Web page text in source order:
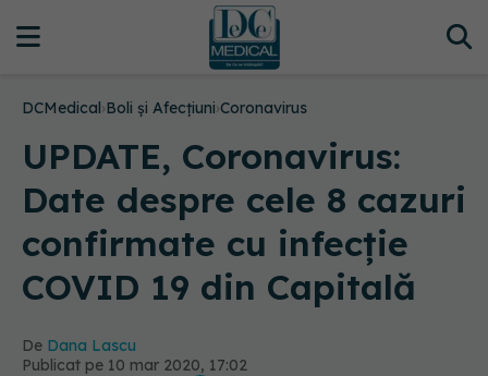
DCMedical›Boli și Afecțiuni›Coronavirus
UPDATE, Coronavirus:
Date despre cele 8 cazuri
confirmate cu infecție
COVID 19 din Capitală
De Dana Lascu
Publicat pe 10 mar 2020, 17:02